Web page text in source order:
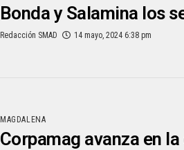
Bonda y Salamina los
Redacción SMAD 14 mayo, 2024 6:38 pm
MAGDALENA
Corpamag avanza en